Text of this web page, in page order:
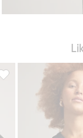
Omlottblus med